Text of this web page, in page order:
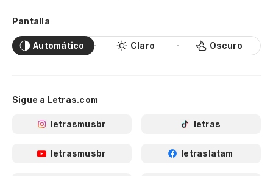
Pantalla
Automático Claro Oscuro
Sigue a Letras.com
letrasmusbr letras
letrasmusbr letraslatam